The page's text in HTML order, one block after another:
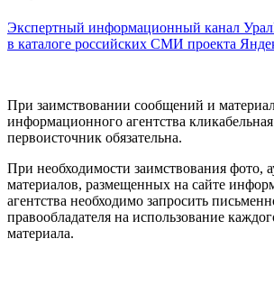
Экспертный информационный канал
в каталоге российских СМИ проекта
При заимствовании сообщений и
информационного агентства
первоисточник обязательна.
При необходимости заимствования фото,
материалов, размещенных на сайте
агентства необходимо запросить
правообладателя на использование
материала.